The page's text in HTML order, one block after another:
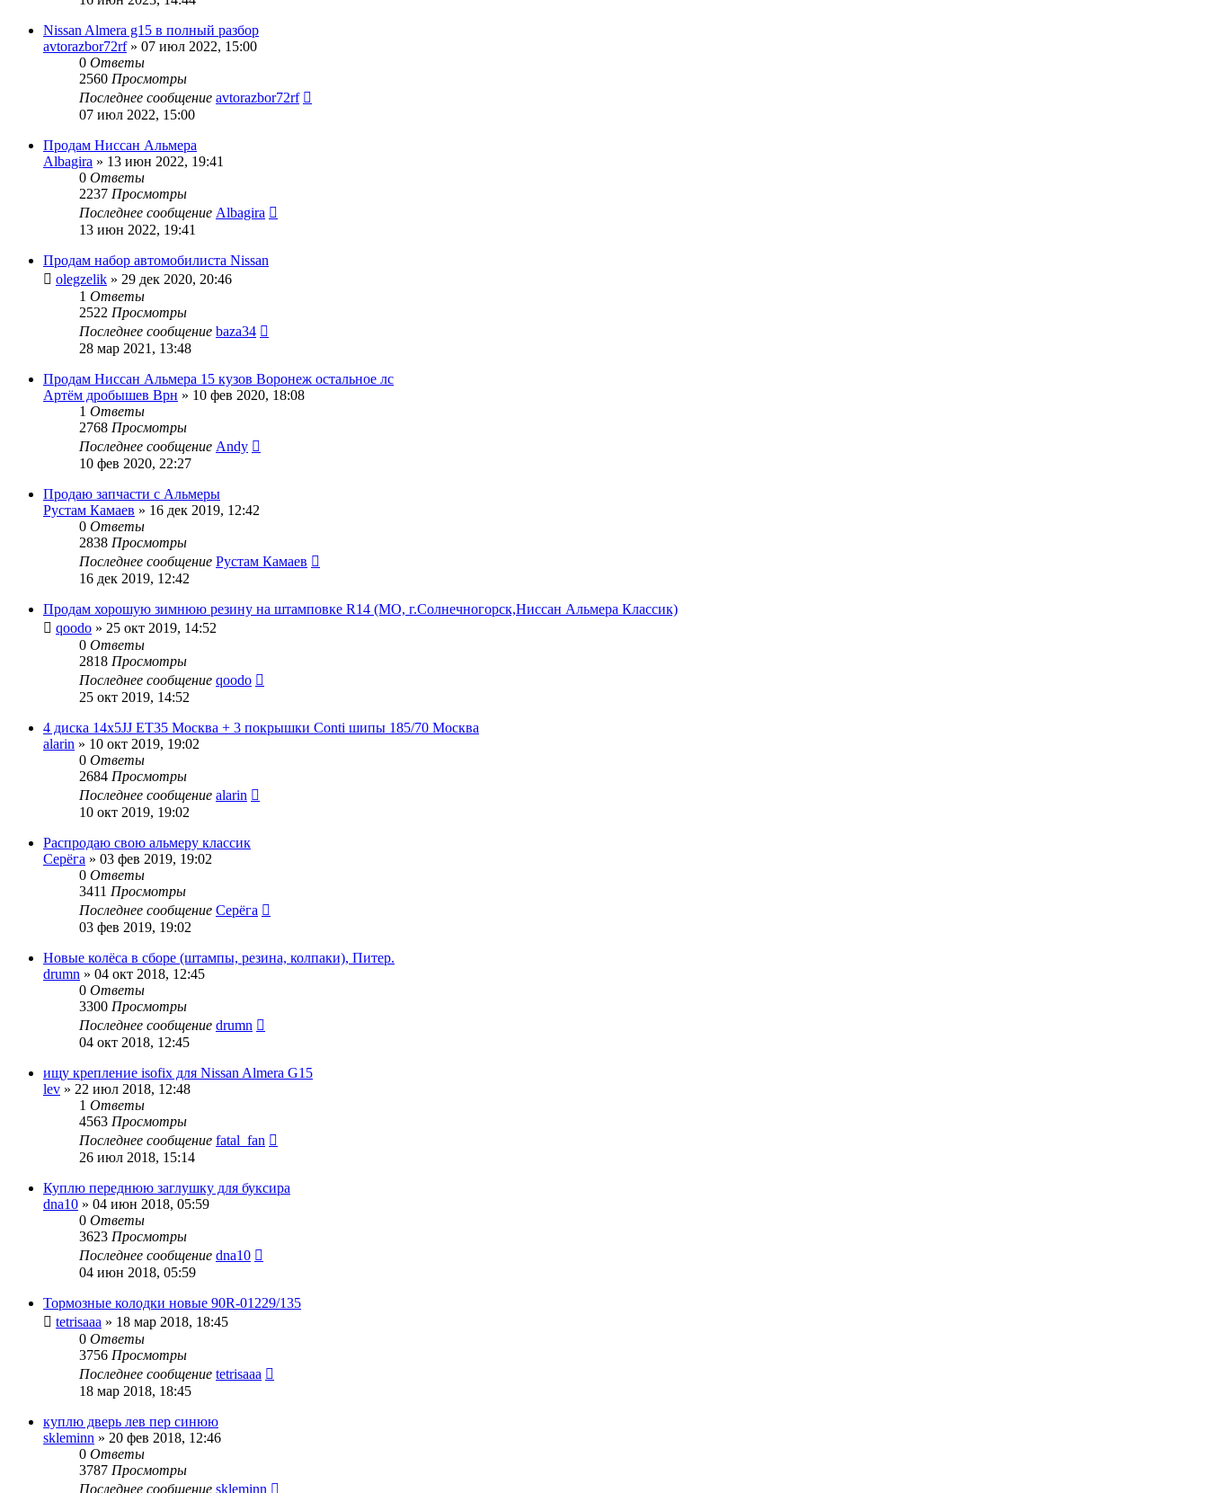
Nissan Almera g15 в полный разбор
avtorazbor72rf» 07 июл 2022, 15:00
0 Ответы
2560 Просмотры
Последнее сообщение avtorazbor72rf
07 июл 2022, 15:00
Продам Ниссан Альмера
Albagira » 13 июн 2022, 19:41
0 Ответы
2237 Просмотры
Последнее сообщение Albagira
13 июн 2022, 19:41
Продам набор автомобилиста Nissan
olegzelik » 29 дек 2020, 20:46
1 Ответы
2522 Просмотры
Последнее сообщение baza34
28 мар 2021, 13:48
Продам Ниссан Альмера 15 кузов Воронеж остальное лс
Артём дробышев Врн » 10 фев 2020, 18:08
1 Ответы
2768 Просмотры
Последнее сообщение Andy
10 фев 2020, 22:27
Продаю запчасти с Альмеры
Рустам Камаев » 16 дек 2019, 12:42
0 Ответы
2838 Просмотры
Последнее сообщение Рустам Камаев
16 дек 2019, 12:42
Продам хорошую зимнюю резину на штамповке R14 (МО, г.Солнечногорск,Ниссан Альмера Классик)
qoodo » 25 окт 2019, 14:52
0 Ответы
2818 Просмотры
Последнее сообщение qoodo
25 окт 2019, 14:52
4 диска 14x5JJ ET35 Москва + 3 покрышки Conti шипы 185/70 Москва
alarin » 10 окт 2019, 19:02
0 Ответы
2684 Просмотры
Последнее сообщение alarin
10 окт 2019, 19:02
Распродаю свою альмеру классик
Серёга » 03 фев 2019, 19:02
0 Ответы
3411 Просмотры
Последнее сообщение Серёга
03 фев 2019, 19:02
Новые колёса в сборе (штампы, резина, колпаки), Питер.
drumn » 04 окт 2018, 12:45
0 Ответы
3300 Просмотры
Последнее сообщение drumn
04 окт 2018, 12:45
ищу крепление isofix для Nissan Almera G15
lev » 22 июл 2018, 12:48
1 Ответы
4563 Просмотры
Последнее сообщение fatal_fan
26 июл 2018, 15:14
Куплю переднюю заглушку для буксира
dna10 » 04 июн 2018, 05:59
0 Ответы
3623 Просмотры
Последнее сообщение dna10
04 июн 2018, 05:59
Тормозные колодки новые 90R-01229/135
tetrisaaa » 18 мар 2018, 18:45
0 Ответы
3756 Просмотры
Последнее сообщение tetrisaaa
18 мар 2018, 18:45
куплю дверь лев пер синюю
skleminn » 20 фев 2018, 12:46
0 Ответы
3787 Просмотры
Последнее сообщение skleminn